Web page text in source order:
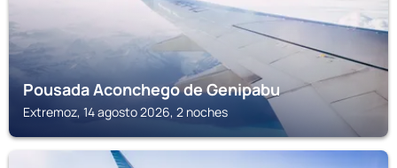
Pousada Aconchego de Genipabu
Extremoz, 14 agosto 2026, 2 noches